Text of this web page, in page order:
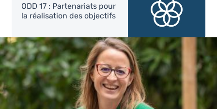
ODD 17 : Partenariats pour
la réalisation des objectifs
Image